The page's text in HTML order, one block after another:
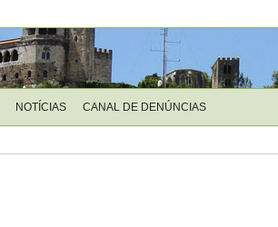
NOTÍCIAS CANAL DE DENÚNCIAS